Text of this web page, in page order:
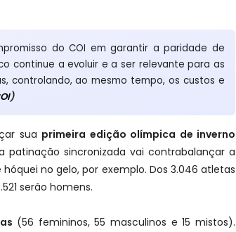
do COI em garantir a paridade de
continue a evoluir e a ser relevante para as
controlando, ao mesmo tempo, os custos e
)
sua primeira edição olímpica de inverno
patinação sincronizada vai contrabalançar a
no gelo, por exemplo. Dos 3.046 atletas
serão homens.
(56 femininos, 55 masculinos e 15 mistos).